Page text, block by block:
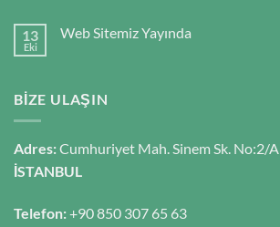
13
Eki
Web Sitemiz Yayında
BIZE ULAŞIN
Adres:Cumhuriyet Mah. Sinem Sk. No:2/A
İSTANBUL
Telefon:+90 850 307 65 63